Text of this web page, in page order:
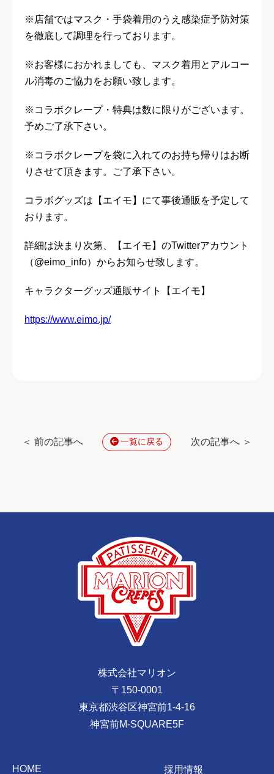
※店舗ではマスク・手袋着用のうえ感染症予防対策
を徹底して調理を行っております。
※お客様におかれましても、マスク着用とアルコー
ル消毒のご協力をお願い致します。
※コラボクレープ・特典は数に限りがございます。
予めご了承下さい。
※コラボクレープを袋に入れてのお持ち帰りはお断
りさせて頂きます。ご了承下さい。
コラボグッズは【エイモ】にて事後通販を予定して
おります。
詳細は決まり次第、【エイモ】のTwitterアカウント
（@eimo_info）からお知らせ致します。
キャラクターグッズ通販サイト【エイモ】
https://www.eimo.jp/
＜ 前の記事へ 一覧に戻る 次の記事へ ＞
株式会社マリオン
〒150-0001
東京都渋谷区神宮前1-4-16
神宮前M-SQUARE5F
HOME 採用情報